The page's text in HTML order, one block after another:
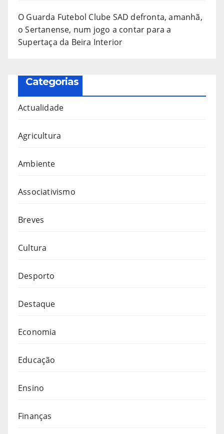
O Guarda Futebol Clube SAD defronta, amanhã,
o Sertanense, num jogo a contar para a
Supertaça da Beira Interior
Categorias
Actualidade
Agricultura
Ambiente
Associativismo
Breves
Cultura
Desporto
Destaque
Economia
Educação
Ensino
Finanças